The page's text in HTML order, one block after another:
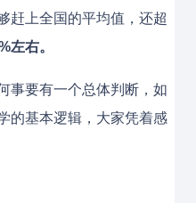
赶上全国的平均值，还超
左右。
事要有一个总体判断，如
的基本逻辑，大家凭着感